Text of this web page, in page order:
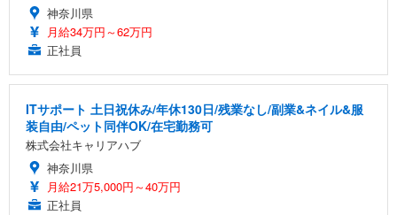
神奈川県
月給34万円～62万円
正社員
ITサポート 土日祝休み/年休130日/残業なし/副業&ネイル&服
装自由/ペット同伴OK/在宅勤務可
株式会社キャリアハブ
神奈川県
月給21万5,000円～40万円
正社員